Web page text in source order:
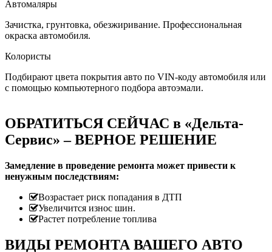
Автомаляры
Зачистка, грунтовка, обезжиривание. Профессиональная
окраска автомобиля.
Колористы
Подбирают цвета покрытия авто по VIN-коду автомобиля или
с помощью компьютерного подбора автоэмали.
ОБРАТИТЬСЯ СЕЙЧАС в «Дельта-
Сервис» – ВЕРНОЕ РЕШЕНИЕ
Замедление в проведение ремонта может привести к
ненужным последствиям:
Возрастает риск попадания в ДТП
Увеличится износ шин.
Растет потребление топлива
ВИДЫ РЕМОНТА ВАШЕГО АВТО